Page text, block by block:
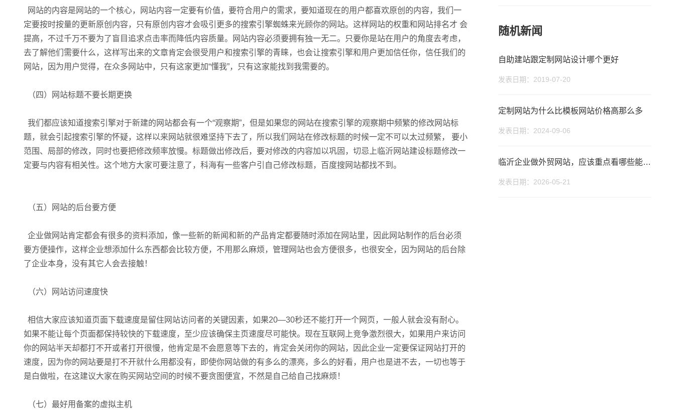
网站的内容是网站的一个核心，网站内容一定要有价值，要符合用户的需求，要知道现在的用户都喜欢原创的内容，我们一
定要按时按量的更新原创内容，只有原创内容才会吸引更多的搜索引擎蜘蛛来光顾你的网站。这样网站的权重和网站排名才 会
提高，不过千万不要为了盲目追求点击率而降低内容质量。网站内容必须要拥有独一无二。只要你是站在用户的角度去考虑，
去了解他们需要什么，这样写出来的文章肯定会很受用户和搜索引擎的青睐，也会让搜索引擎和用户更加信任你，信任我们的
网站，因为用户觉得，在众多网站中，只有这家更加“懂我”，只有这家能找到我需要的。
（四）网站标题不要长期更换
我们都应该知道搜索引擎对于新建的网站都会有一个“观察期”，但是如果您的网站在搜索引擎的观察期中频繁的修改网站标
题，就会引起搜索引擎的怀疑，这样以来网站就很难坚持下去了，所以我们网站在修改标题的时候一定不可以太过频繁， 要小
范围、局部的修改，同时也要把修改频率放慢。标题做出修改后，要对修改的内容加以巩固，切忌上临沂网站建设标题修改一
定要与内容有相关性。这个地方大家可要注意了，科海有一些客户引自己修改标题，百度搜网站都找不到。
（五）网站的后台要方便
企业做网站肯定都会有很多的资料添加，像一些新的新闻和新的产品肯定都要随时添加在网站里，因此网站制作的后台必须
要方便操作，这样企业想添加什么东西都会比较方便，不用那么麻烦，管理网站也会方便很多，也很安全，因为网站的后台除
了企业本身，没有其它人会去接触！
（六）网站访问速度快
相信大家应该知道页面下载速度是留住网站访问者的关键因素，如果20—30秒还不能打开一个网页，一般人就会没有耐心。
如果不能让每个页面都保持较快的下载速度，至少应该确保主页速度尽可能快。现在互联网上竞争激烈很大，如果用户来访问
你的网站半天却都打不开或者打开很慢，他肯定是不会愿意等下去的，肯定会关闭你的网站，因此企业一定要保证网站打开的
速度，因为你的网站要是打不开就什么用都没有，即使你网站做的有多么的漂亮，多么的好看，用户也是进不去，一切也等于
是白做啦，在这建议大家在购买网站空间的时候不要贪图便宜，不然是自己给自己找麻烦！
（七）最好用备案的虚拟主机
随机新闻
自助建站跟定制网站设计哪个更好
发表日期：2019-07-20
定制网站为什么比模板网站价格高那么多
发表日期：2024-09-06
临沂企业做外贸网站，应该重点看哪些能力？外贸独立站建设与GEO优化分析
发表日期：2026-05-21
联系电话